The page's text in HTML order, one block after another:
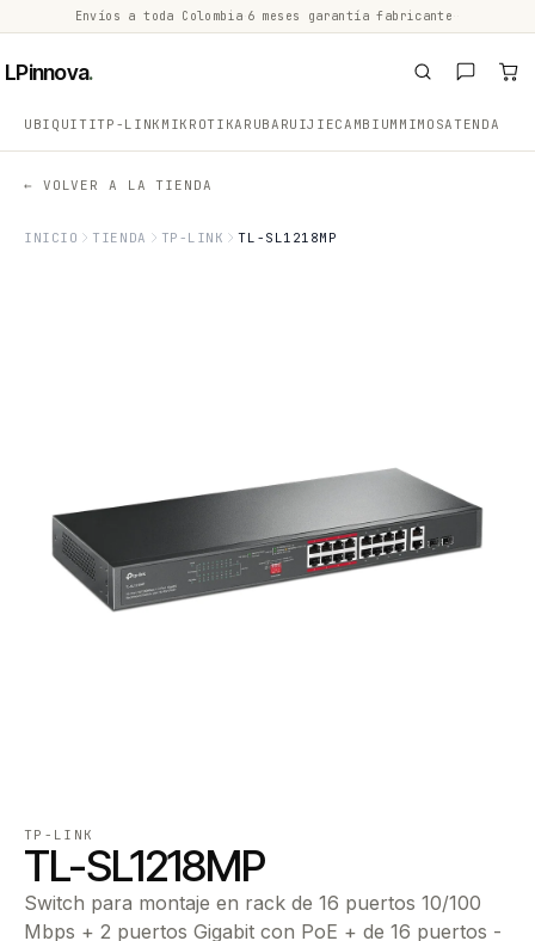
Envíos a toda Colombia 6 meses garantía fabricante
LPinnova.
UBIQUITITP-LINK MIKROTIKARUBA RUIJIECAMBIUM MIMOSATENDA
← VOLVER A LA TIENDA
INICIO TIENDA TP-LINK TL-SL1218MP
TP-LINK
TL-SL1218MP
Switch para montaje en rack de 16 puertos 10/100
Mbps + 2 puertos Gigabit con PoE + de 16 puertos -